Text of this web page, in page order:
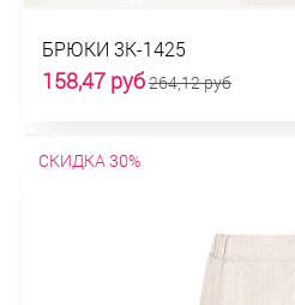
БРЮКИ 3К-1425
158,47 руб264,12 руб
СКИДКА 30%